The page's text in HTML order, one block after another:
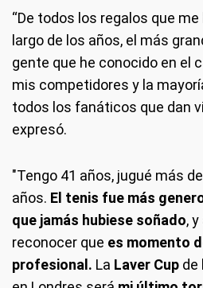
“De todos los regalos que
largo de los años, el más
gente que he conocido en el
mis competidores y la
todos los fanáticos que dan
expresó.
"Tengo 41 años, jugué más
años. El tenis fue más
que jamás hubiese soñado,
reconocer que es momento
profesional. La Laver Cup de